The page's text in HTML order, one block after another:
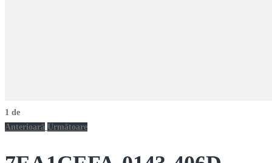
1 de
Anterioară Următoare